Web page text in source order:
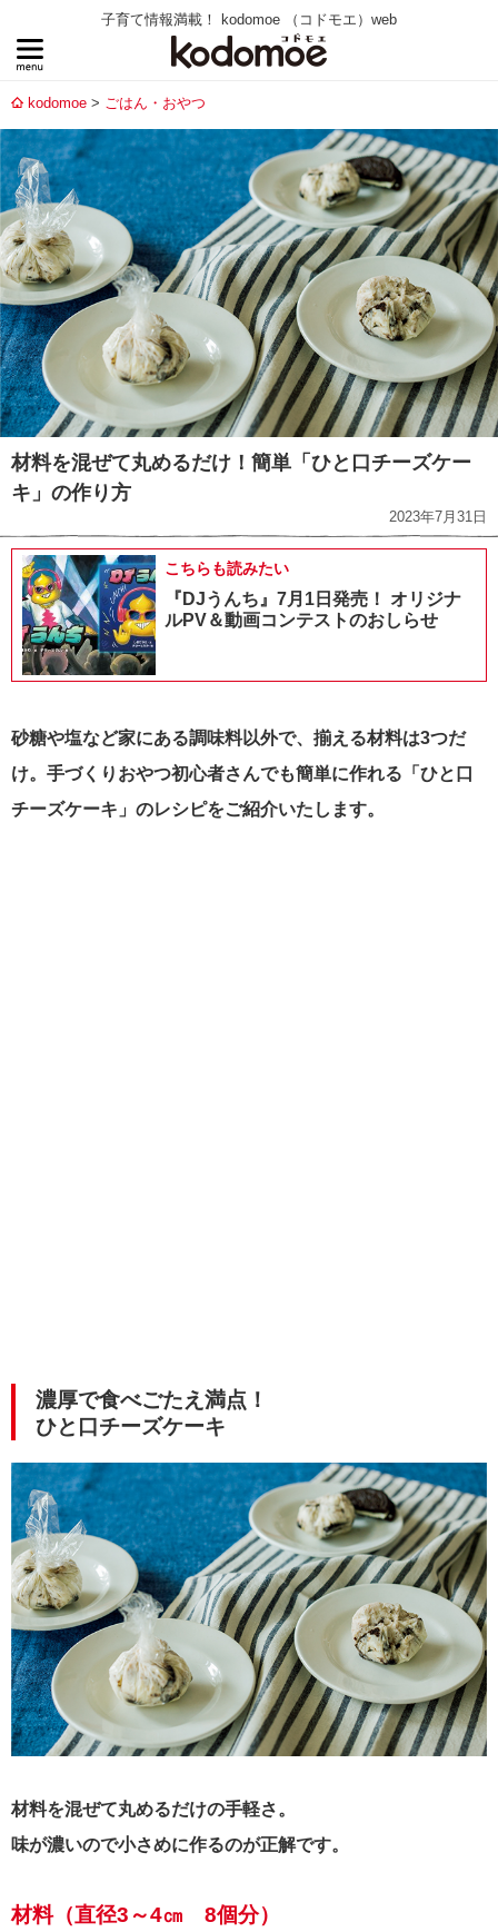
子育て情報満載！ kodomoe （コドモエ）web
kodomoe ごはん・おやつ
材料を混ぜて丸めるだけ！簡単「ひと口チーズケー
キ」の作り方
2023年7月31日
こちらも読みたい
『DJうんち』7月1日発売！ オリジナ
ルPV＆動画コンテストのおしらせ
砂糖や塩など家にある調味料以外で、揃える材料は3つだ
け。手づくりおやつ初心者さんでも簡単に作れる「ひと口
チーズケーキ」のレシピをご紹介いたします。
濃厚で食べごたえ満点！
ひと口チーズケーキ
材料を混ぜて丸めるだけの手軽さ。
味が濃いので小さめに作るのが正解です。
材料（直径3～4㎝ 8個分）